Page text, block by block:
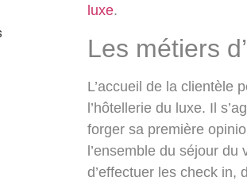
luxe.
Les métiers
L’accueil de la clientèle
l’hôtellerie du luxe. Il
forger sa première
l’ensemble du séjour
d’effectuer les check in,